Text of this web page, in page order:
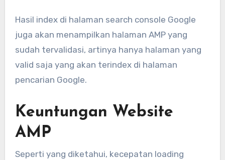
Hasil index di halaman search console Google
juga akan menampilkan halaman AMP yang
sudah tervalidasi, artinya hanya halaman yang
valid saja yang akan terindex di halaman
pencarian Google.
Keuntungan Website
AMP
Seperti yang diketahui, kecepatan loading